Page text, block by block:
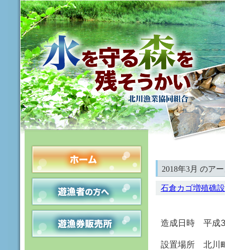
2018年3月 のア
石倉カゴ増殖礁
造成日時 平成
設置場所 北川